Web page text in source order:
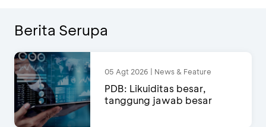
Berita Serupa
05 Agt 2026 | News & Feature
PDB: Likuiditas besar,
tanggung jawab besar